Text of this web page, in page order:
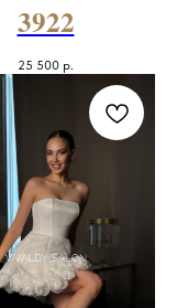
3922
25 500 р.